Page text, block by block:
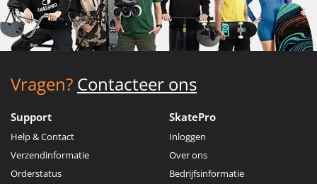
Vragen? Contacteer ons
Support
Help & Contact
Verzendinformatie
Orderstatus
SkatePro
Inloggen
Over ons
Bedrijfsinformatie